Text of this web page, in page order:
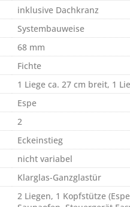
inklusive Dachkranz
Systembauweise
68 mm
Fichte
1 Liege ca. 27 cm breit, 1
Espe
2
Eckeinstieg
nicht variabel
Klarglas-Ganzglastür
2 Liegen, 1 Kopfstütze